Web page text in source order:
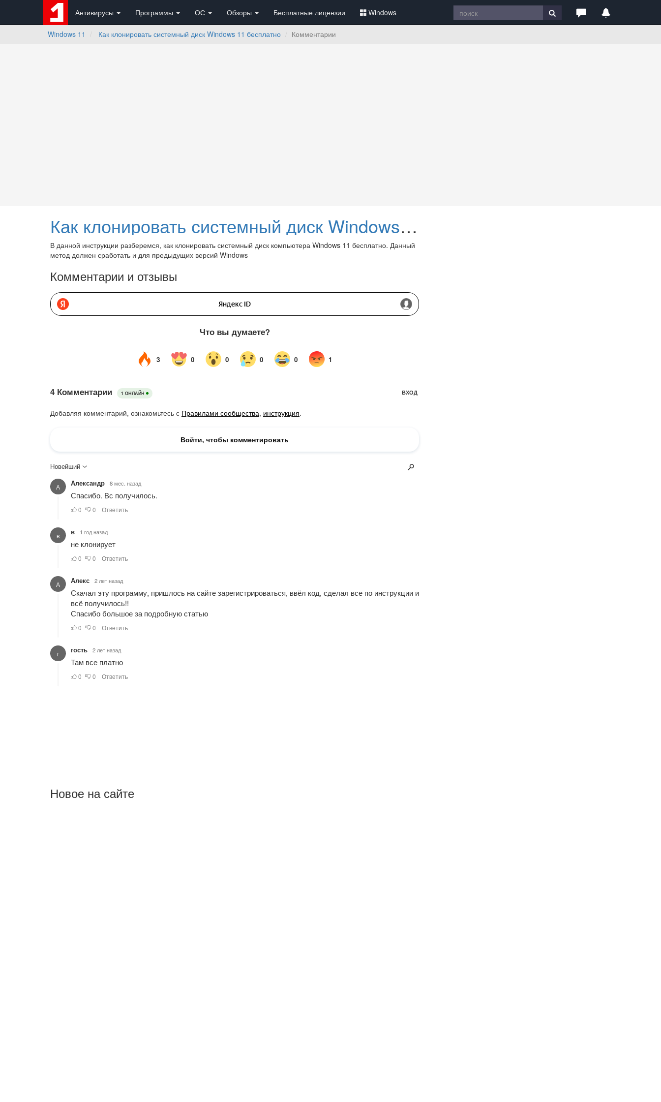
Антивирусы Программы ОС Обзоры Бесплатные лицензии Windows
Windows 11 Как клонировать системный диск Windows 11 бесплатно Комментарии
Как клонировать системный диск Windows 11 бесплатно
В данной инструкции разберемся, как клонировать системный диск компьютера Windows 11 бесплатно. Данный
метод должен сработать и для предыдущих версий Windows
Комментарии и отзывы
Новое на сайте